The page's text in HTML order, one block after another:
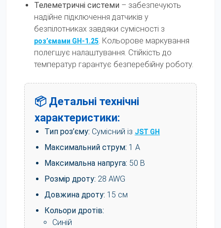
Телеметричні системи – забезпечують
надійне підключення датчиків у
безпілотниках завдяки сумісності з
роз’ємами GH-1.25. Кольорове маркування
полегшує налаштування. Стійкість до
температур гарантує безперебійну роботу.
📦 Детальні технічні
характеристики:
Тип роз’єму: Сумісний із JST GH
Максимальний струм: 1 А
Максимальна напруга: 50 В
Розмір дроту: 28 AWG
Довжина дроту: 15 см
Кольори дротів:
Синій